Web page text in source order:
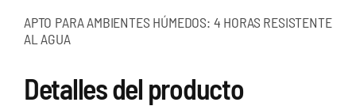
APTO PARA AMBIENTES HÚMEDOS: 4 HORAS RESISTENTE
AL AGUA
Detalles del producto